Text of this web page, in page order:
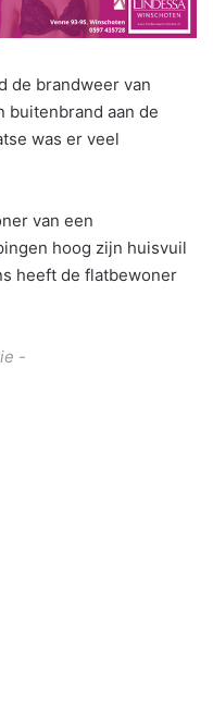
de brandweer van
buitenbrand aan de
was er veel
van een
hoog zijn huisvuil
heeft de flatbewoner
-